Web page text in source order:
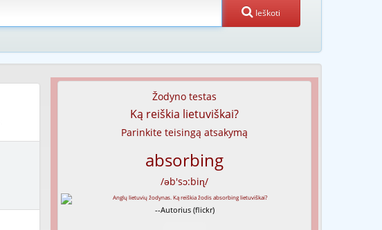
Ieškoti
Žodyno testas
Ką reiškia lietuviškai?
Parinkite teisingą atsakymą
absorbing
/əb'sɔ:biɳ/
--Autorius (flickr)